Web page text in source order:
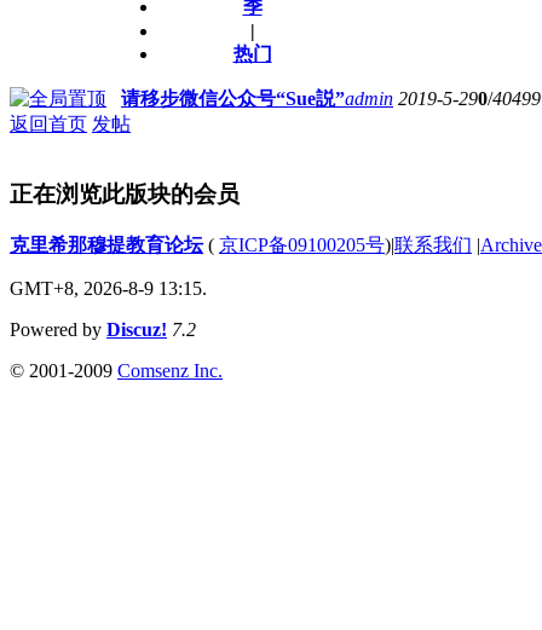
季
|
热门
请移步微信公众号“Sue説”admin 2019-5-290/40499
返回首页 发帖
正在浏览此版块的会员
克里希那穆提教育论坛( 京ICP备09100205号)|联系我们 |
GMT+8, 2026-8-9 13:15.
Powered by Discuz! 7.2
© 2001-2009 Comsenz Inc.